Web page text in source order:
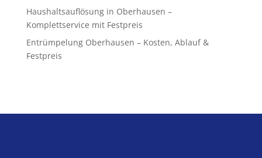
Haushaltsauflösung in Oberhausen –
Komplettservice mit Festpreis
Entrümpelung Oberhausen – Kosten, Ablauf &
Festpreis